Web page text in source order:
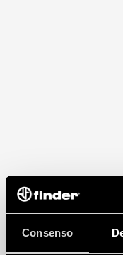
Consenso